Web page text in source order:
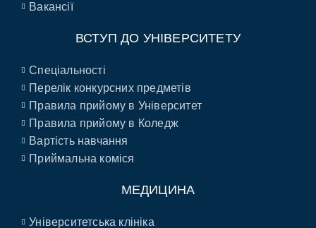
Вакансії
ВСТУП ДО УНІВЕРСИТЕТУ
Спеціальності
Перелік конкурсних предметів
Правила прийому в Університет
Правила прийому в Коледж
Вартість навчання
Приймальна коміся
МЕДИЦИНА
Університетська клініка